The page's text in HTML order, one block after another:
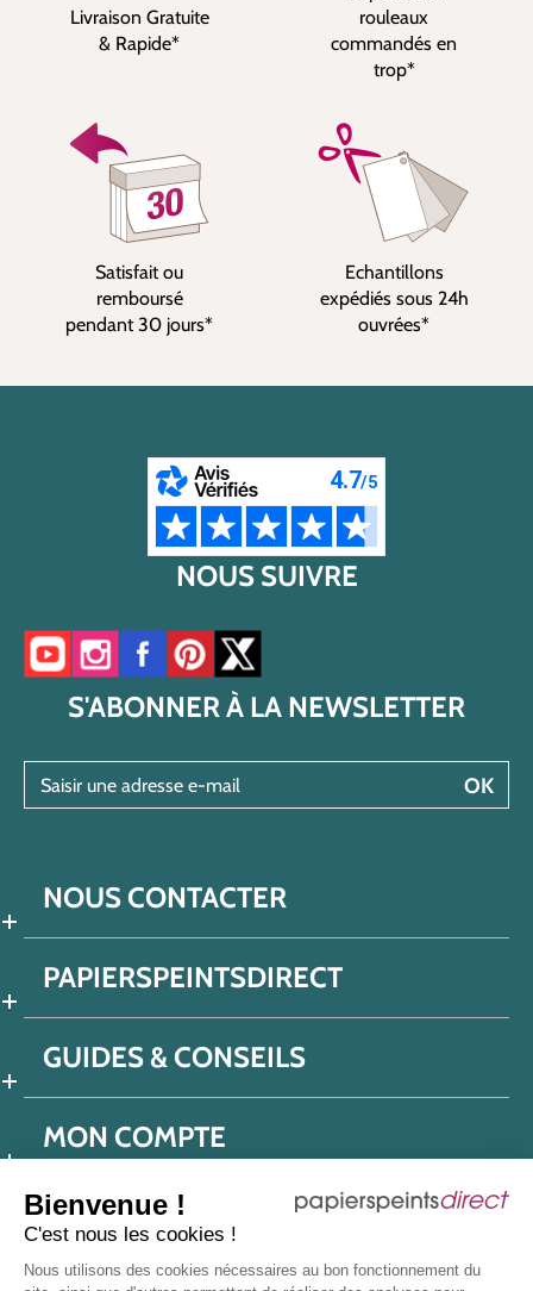
Bienvenue !
C'est nous les cookies !
Nous utilisons des cookies nécessaires au bon fonctionnement du
Livraison Gratuite
& Rapide*
rouleaux
commandés en
trop*
Satisfait ou
remboursé
pendant 30 jours*
Echantillons
expédiés sous 24h
ouvrées*
NOUS SUIVRE
Accéder à notre chaîne YouTube
Accéder à notre compte Instagram
Accéder à notre page Facebook
Accéder à notre compte Pinterest
Accéder à notre compte Twitter/X
S'ABONNER À LA NEWSLETTER
OK
NOUS CONTACTER
PAPIERSPEINTSDIRECT
GUIDES & CONSEILS
MON COMPTE